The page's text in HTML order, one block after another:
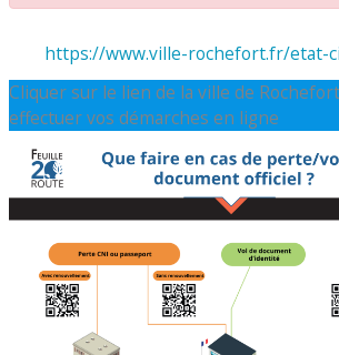
https://www.ville-rochefort.fr/etat-
Cliquer sur le lien de la ville de
effectuer vos démarches en ligne